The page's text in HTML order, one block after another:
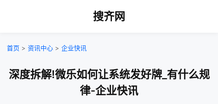
搜齐网
首页 > 资讯中心 > 企业快讯
深度拆解!微乐如何让系统发好牌_有什么规
律-企业快讯